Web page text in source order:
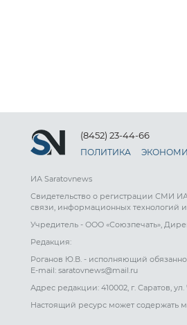
(8452) 23-44-66
ПОЛИТИКА
ИА Saratovnews
Свидетельство о регистрации СМИ
связи, информационных технологий
Учредитель - ООО «Союзпечать»,
Редакция:
Роганов Ю.В. - исполняющий
E-mail: saratovnews@mail.ru
Адрес редакции: 410002, г. Саратов,
Настоящий ресурс может содержать